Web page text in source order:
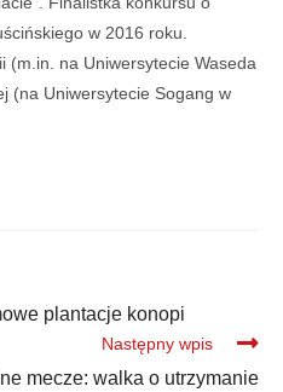
w 2016 roku.
(m.in. na Uniwersytecie Waseda
(na Uniwersytecie Sogang w
plantacje konopi
Następny wpis
mecze: walka o utrzymanie